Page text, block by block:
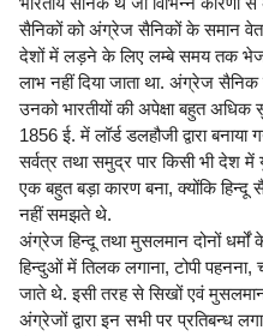
सैनिकों को अंग्रेज सैनिकों के समान
देशों में लड़ने के लिए लम्बे समय तक
लाभ नहीं दिया जाता था. अंग्रेज
उनको भारतीयों की अपेक्षा बहुत अधिक
1856 ई. में लॉर्ड डलहौजी द्वारा
सर्वत्र तथा समुद्र पार किसी भी देश में
एक बहुत बड़ा कारण बना, क्योंकि हिन्दू
नहीं समझते थे.
अंग्रेज हिन्दू तथा मुसलमान दोनों धर्मों
हिन्दुओं में तिलक लगाना, टोपी पहनना,
जाते थे. इसी तरह से सिखों एवं
अंग्रेजों द्वारा इन सभी पर प्रतिबन्ध